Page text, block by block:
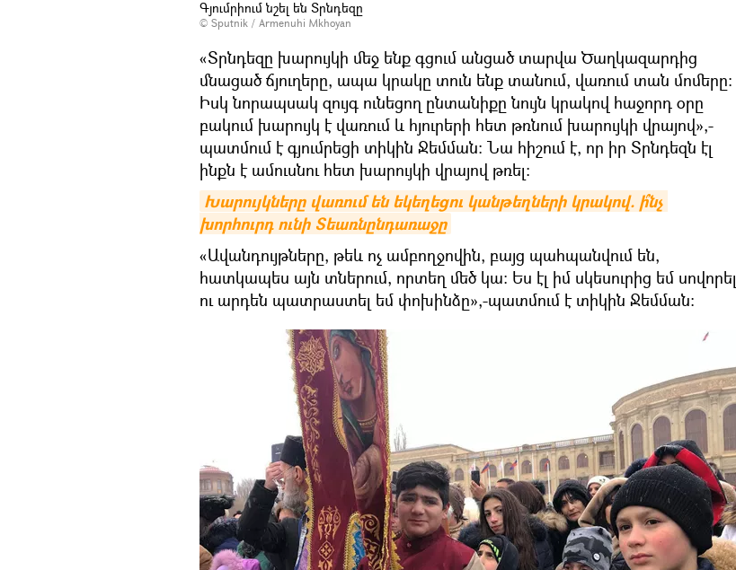
Գյումրիում նշել են Տրնդեզը
© Sputnik / Armenuhi Mkhoyan
«Տրնդեզը խարույկի մեջ ենք գցում անցած տարվա Ծաղկազարդից
մնացած ճյուղերը, ապա կրակը տուն ենք տանում, վառում տան մոմերը։
Իսկ նորապսակ զույգ ունեցող ընտանիքը նույն կրակով հաջորդ օրը
բակում խարույկ է վառում և հյուրերի հետ թռնում խարույկի վրայով»,-
պատմում է գյումրեցի տիկին Ջեմման։ Նա հիշում է, որ իր Տրնդեզն էլ
ինքն է ամուսնու հետ խարույկի վրայով թռել:
Խարույկները վառում են եկեղեցու կանթեղների կրակով. ի՞նչ
խորհուրդ ունի Տեառնընդառաջը
«Ավանդույթները, թեև ոչ ամբողջովին, բայց պահպանվում են,
հատկապես այն տներում, որտեղ մեծ կա: Ես էլ իմ սկեսուրից եմ սովորել
ու արդեն պատրաստել եմ փոխինձը»,-պատմում է տիկին Ջեմման: